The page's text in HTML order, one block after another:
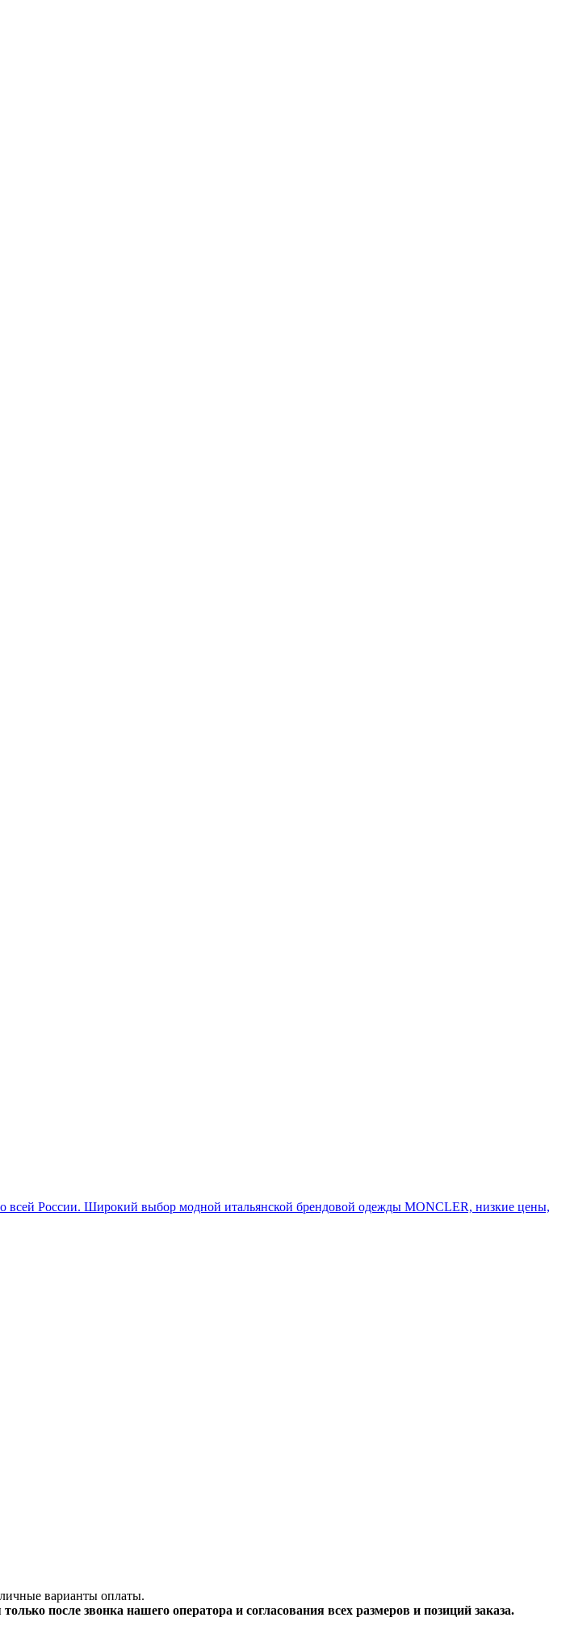
всей России. Широкий выбор модной итальянской брендовой одежды MONCLER, низкие цены,
варианты оплаты.
после звонка нашего оператора и согласования всех размеров и позиций заказа.